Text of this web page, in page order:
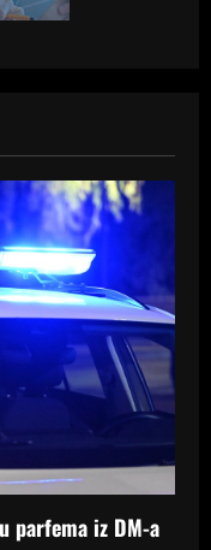
parfema iz DM-a